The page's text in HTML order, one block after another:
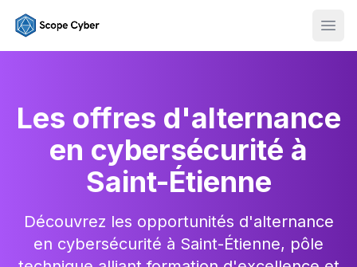
Les offres d'alternance
en cybersécurité à
Saint-Étienne
Découvrez les opportunités d'alternance
en cybersécurité à Saint-Étienne, pôle